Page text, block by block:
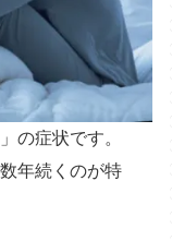
の症状です。
年続くのが特